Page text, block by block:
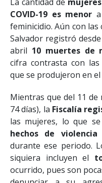
La cantidad de
COVID-19 es menor
feminicidio. Aún con
Salvador registró
abril
10 muertes de
cifra contrasta con las
que se produjeron en
Mientras que del 11 de
74 días), la Fiscalía
las mujeres, lo que
hechos de violencia
durante ese periodo.
siquiera incluyen el
ocurrido, pues son